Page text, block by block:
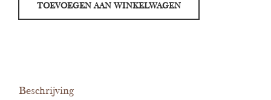
33
TOEVOEGEN AAN WINKELWAGEN
Beschrijving